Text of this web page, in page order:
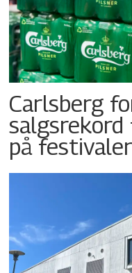
Carlsberg
på festivaler